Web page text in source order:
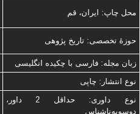
محل چاپ: ایران، قم
حوزۀ تخصصی: تاریخ پژوهی
زبان مجله: فارسی با چكیده انگلیسی
نوع انتشار: چاپی
نوع داوری: حداقل 2 داور،
دوسویه‌ناشناس